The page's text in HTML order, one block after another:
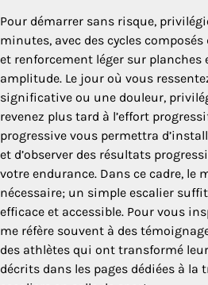
Pour démarrer sans risque,
minutes, avec des cycles composés
et renforcement léger sur planches
amplitude. Le jour où vous
significative ou une douleur,
revenez plus tard à l’effort
progressive vous permettra
et d’observer des résultats
votre endurance. Dans ce cadre, le
nécessaire; un simple escalier
efficace et accessible. Pour vous
me réfère souvent à des
des athlètes qui ont transformé
décrits dans les pages dédiées à